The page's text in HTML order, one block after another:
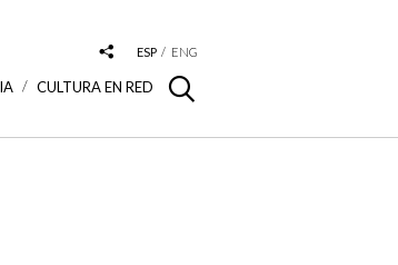
ESP ENG
CULTURA EN RED